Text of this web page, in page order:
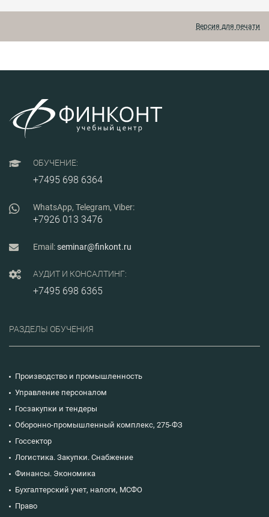
Версия для печати
ОБУЧЕНИЕ:
+7495 698 6364
WhatsApp, Telegram, Viber:
+7926 013 3476
Email:seminar@finkont.ru
АУДИТ И КОНСАЛТИНГ:
+7495 698 6365
РАЗДЕЛЫ ОБУЧЕНИЯ
Производство и промышленность
Управление персоналом
Госзакупки и тендеры
Оборонно-промышленный комплекс, 275-ФЗ
Госсектор
Логистика. Закупки. Снабжение
Финансы. Экономика
Бухгалтерский учет, налоги, МСФО
Право